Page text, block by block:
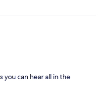
you can hear all in the